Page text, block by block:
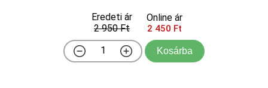
Eredeti ár
2 950 Ft
Online ár
2 450 Ft
Kosárba